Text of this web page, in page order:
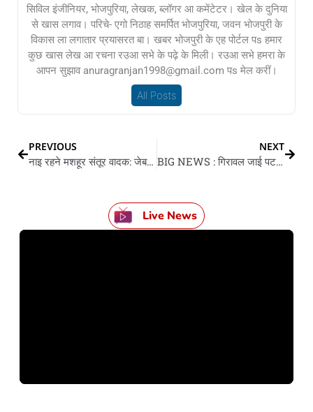
सिविल इंजीनियर, भोजपुरिया, लेखक, ब्लॉगर आ कमेंटेटर। खेल के दुनिया
से खास लगाव। परिचे- एगो निठाह समर्पित भोजपुरिया, जवन भोजपुरी के
विकास ला लगातार प्रयासरत बा। खबर भोजपुरी के एह पोर्टल पs हमार
कुछ खास लेख आ रचना रउआ सभे के पढ़े के मिली। रउआ सभे हमरा के
आपन सुझाव anuragranjan1998@gmail.com पs मेल करीं।
All Posts
PREVIOUS
नाइ रहने मशहूर संतूर वादक: जेब में 500 रुपया ले के मुंबई आ गइल रहने पंडित शिव कुमार शर्मा, महज पांच बरिस के उमिर में सिखले रहने तबला अउर गायन
NEXT
BIG NEWS : गिरावल जाई पटना कलेक्टोरेट के 350 साल पुरान भवन, सुप्रीम कोर्ट कहलस- हर इमारत संरक्षण लायक नइखे
Live News